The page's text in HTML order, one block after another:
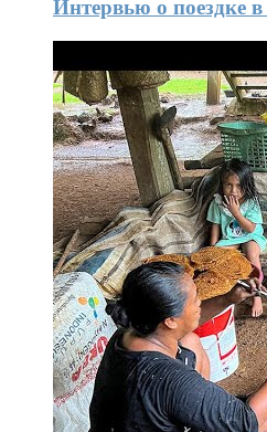
Интервью o поездке